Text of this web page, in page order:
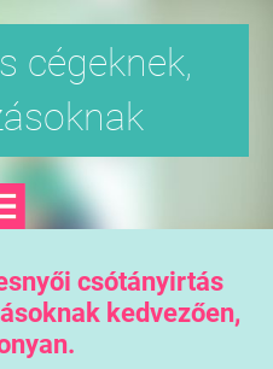
cégeknek,
csótányirtás
kedvezően,